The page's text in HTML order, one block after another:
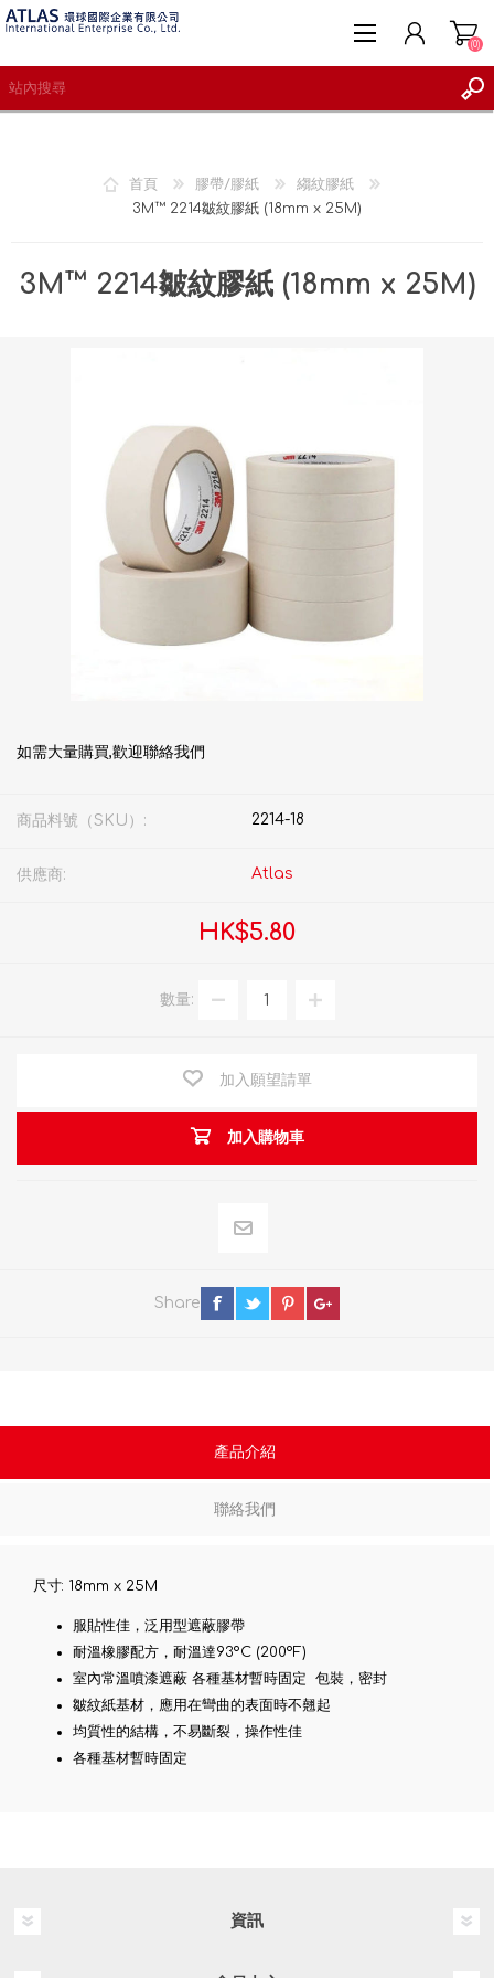
願望清單 (0)
(0)
首頁 膠帶/膠紙
縐紋膠紙
3M™ 2214皺紋膠紙 (18mm x 25M)
3M™ 2214皺紋膠紙 (18mm x 25M)
如需大量購買,歡迎聯絡我們
商品料號（SKU）: 2214-18
供應商: Atlas
HK$5.80
數量:
加入願望請單
加入購物車
Share
產品介紹
聯絡我們
尺寸: 18mm x 25M
服貼性佳，泛用型遮蔽膠帶
耐溫橡膠配方，耐溫達93ºC (200ºF)
室內常溫噴漆遮蔽 各種基材暫時固定 包裝，密封
皺紋紙基材，應用在彎曲的表面時不翹起
均質性的結構，不易斷裂，操作性佳
各種基材暫時固定
資訊